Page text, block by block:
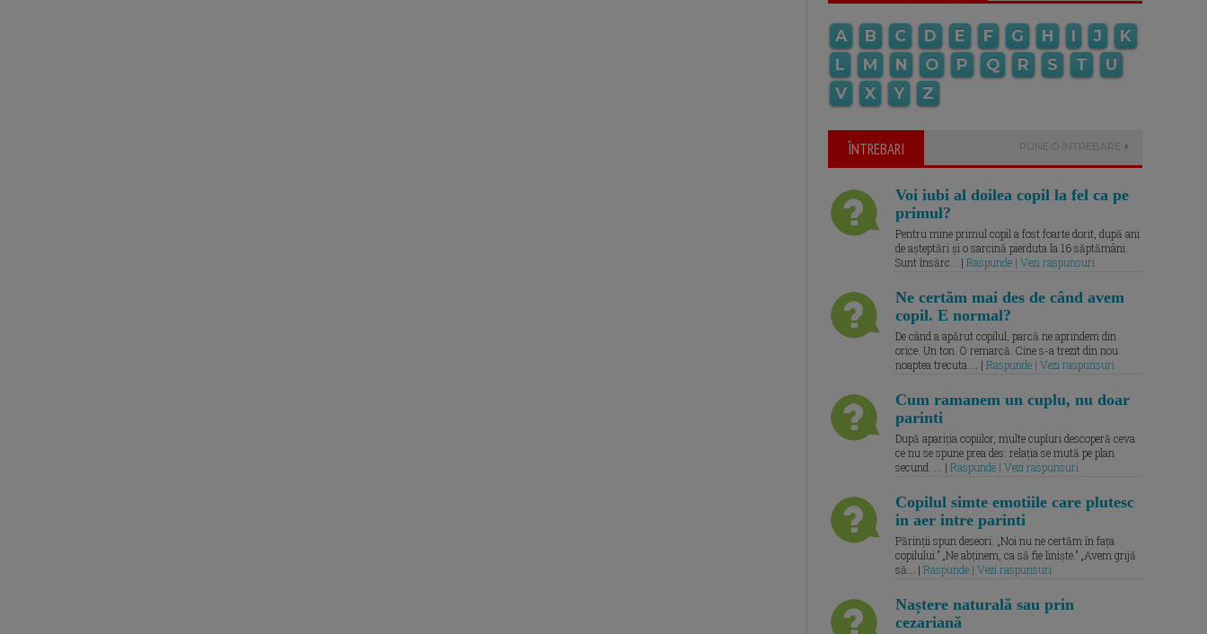
A B C D E F G H I J
K
L
M N O P Q R S T
U
V
X Y Z
ÎNTREBARI PUNE O ÎNTREBARE
Voi iubi al doilea copil la fel ca pe
primul?
Pentru mine primul copil a fost foarte dorit, după ani
de așteptări și o sarcină pierduta la 16 săptămâni.
Sunt însărc... | Raspunde | Vezi raspunsuri
Ne certăm mai des de când avem
copil. E normal?
De când a apărut copilul, parcă ne aprindem din
orice. Un ton. O remarcă. Cine s-a trezit din nou
noaptea trecuta.... | Raspunde | Vezi raspunsuri
Cum ramanem un cuplu, nu doar
parinti
După apariția copiilor, multe cupluri descoperă ceva
ce nu se spune prea des: relația se mută pe plan
secund. ... | Raspunde | Vezi raspunsuri
Copilul simte emotiile care plutesc
in aer intre parinti
Părinții spun deseori: „Noi nu ne certăm în fața
copilului.” „Ne abținem, ca să fie liniște.” „Avem grijă
să... | Raspunde | Vezi raspunsuri
Naștere naturală sau prin
cezariană